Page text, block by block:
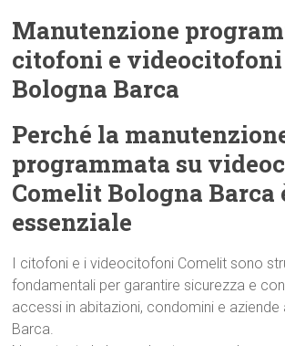
Manutenzione
citofoni e videocitofoni
Bologna Barca
Perché la
programmata su
Comelit Bologna Barca
essenziale
I citofoni e i videocitofoni Comelit sono
fondamentali per garantire sicurezza e
accessi in abitazioni, condomini e aziende
Barca.